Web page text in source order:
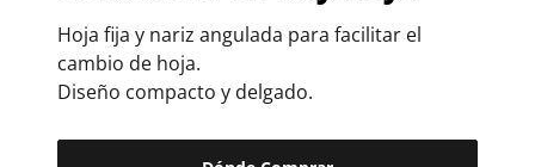
Hoja fija y nariz angulada para facilitar el
cambio de hoja.
Diseño compacto y delgado.